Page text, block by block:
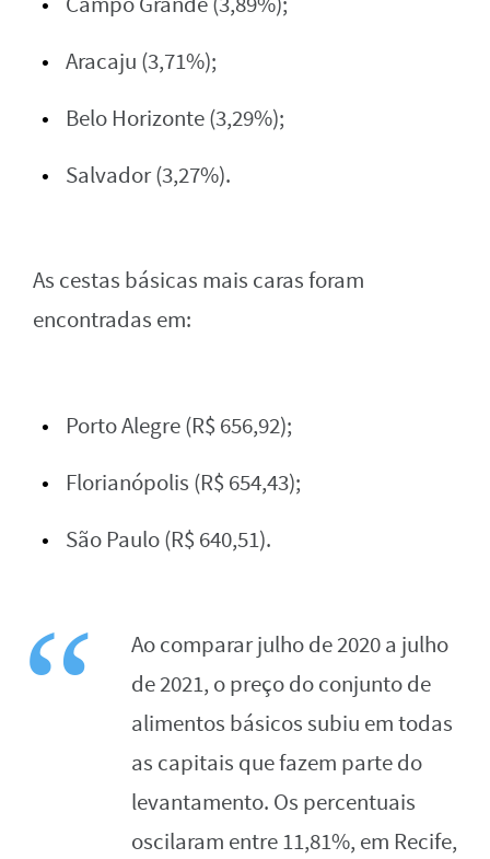
Aracaju (3,71%);
Belo Horizonte (3,29%);
Salvador (3,27%).
As cestas básicas mais caras foram
encontradas em:
Porto Alegre (R$ 656,92);
Florianópolis (R$ 654,43);
São Paulo (R$ 640,51).
Ao comparar julho de 2020 a julho
de 2021, o preço do conjunto de
alimentos básicossubiu em todas
as capitais que fazem parte do
levantamento. Os percentuais
oscilaram entre11,81%, em Recife,